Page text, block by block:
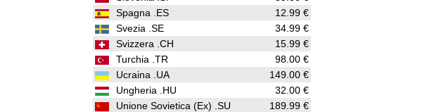
Spagna .ES
12.99 €
Svezia .SE
34.99 €
Svizzera .CH
15.99 €
Turchia .TR
98.00 €
Ucraina .UA
149.00 €
Ungheria .HU
32.00 €
Unione Sovietica (Ex) .SU
189.99 €